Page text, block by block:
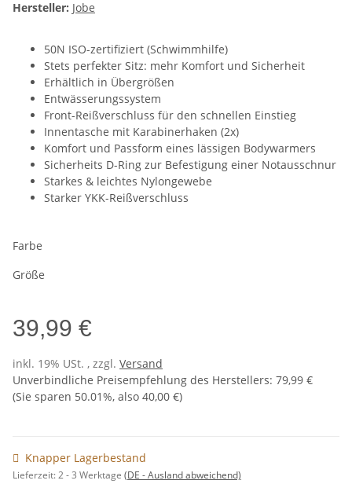
Hersteller: Jobe
50N ISO-zertifiziert (Schwimmhilfe)
Stets perfekter Sitz: mehr Komfort und Sicherheit
Erhältlich in Übergrößen
Entwässerungssystem
Front-Reißverschluss für den schnellen Einstieg
Innentasche mit Karabinerhaken (2x)
Komfort und Passform eines lässigen Bodywarmers
Sicherheits D-Ring zur Befestigung einer Notausschnur
Starkes & leichtes Nylongewebe
Starker YKK-Reißverschluss
Farbe
Größe
39,99 €
inkl. 19% USt. , zzgl. Versand
Unverbindliche Preisempfehlung des Herstellers: 79,99 €
(Sie sparen 50.01%, also 40,00 €)
Knapper Lagerbestand
Lieferzeit:2 - 3 Werktage (DE - Ausland abweichend)